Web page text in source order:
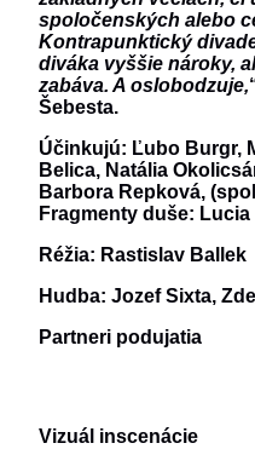
spoločenských alebo
Kontrapunktický
diváka vyššie nároky,
zabáva. A oslobodzuje,
Šebesta.
Účinkujú: Ľubo Burgr,
Belica, Natália
Barbora Repková,
Fragmenty duše:
Réžia: Rastislav Ballek
Hudba: Jozef Sixta,
Partneri podujatia
Vizuál inscenácie